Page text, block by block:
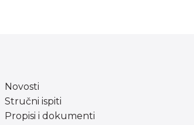
Novosti
Stručni ispiti
Propisi i dokumenti